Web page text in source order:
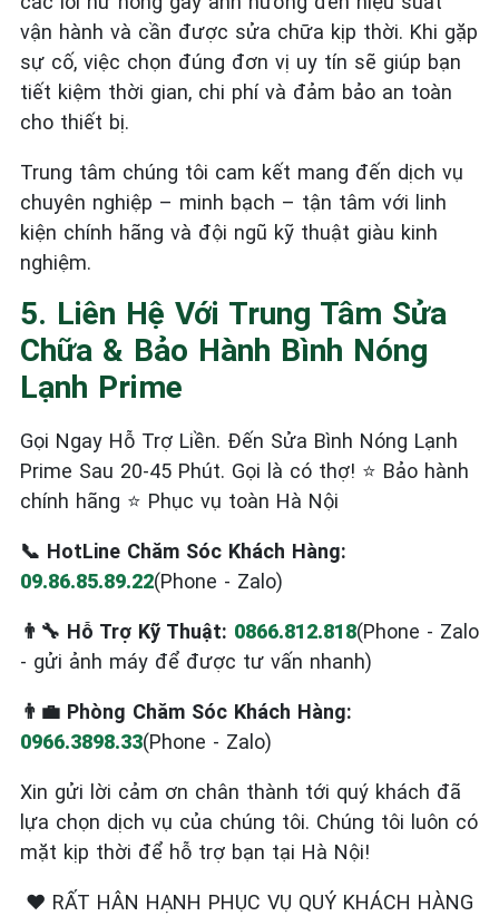
vận hành và cần được sửa chữa kịp thời. Khi gặp
sự cố, việc chọn đúng đơn vị uy tín sẽ giúp bạn
tiết kiệm thời gian, chi phí và đảm bảo an toàn
cho thiết bị.
Trung tâm chúng tôi cam kết mang đến dịch vụ
chuyên nghiệp – minh bạch – tận tâm với linh
kiện chính hãng và đội ngũ kỹ thuật giàu kinh
nghiệm.
5. Liên Hệ Với Trung Tâm Sửa
Chữa & Bảo Hành Bình Nóng
Lạnh Prime
Gọi Ngay Hỗ Trợ Liền. Đến Sửa Bình Nóng Lạnh
Prime Sau 20-45 Phút. Gọi là có thợ! ⭐ Bảo hành
chính hãng ⭐ Phục vụ toàn Hà Nội
📞 HotLine Chăm Sóc Khách Hàng:
09.86.85.89.22(Phone - Zalo)
👨‍🔧 Hỗ Trợ Kỹ Thuật: 0866.812.818(Phone - Zalo
- gửi ảnh máy để được tư vấn nhanh)
👨‍💼 Phòng Chăm Sóc Khách Hàng:
0966.3898.33(Phone - Zalo)
Xin gửi lời cảm ơn chân thành tới quý khách đã
lựa chọn dịch vụ của chúng tôi. Chúng tôi luôn có
mặt kịp thời để hỗ trợ bạn tại Hà Nội!
❤️ RẤT HÂN HẠNH PHỤC VỤ QUÝ KHÁCH HÀNG